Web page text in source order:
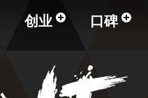
创业 口碑